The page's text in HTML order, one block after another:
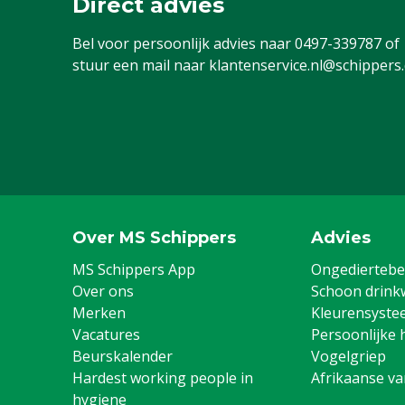
Kleur
Bel voor persoonlijk advies naar0497-339787of
stuur een mail naar
Over MS Schippers
MS Schippers App
Over ons
Merken
Vacatures
Beurskalender
Hardest working people in
hygiene
Advies
Schoon
Persoonlijke
Vogelgriep
Afrikaanse